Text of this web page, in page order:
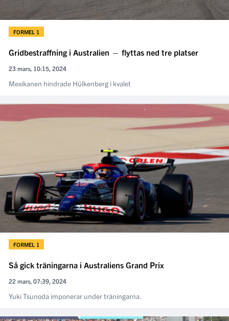
FORMEL 1
Gridbestraffning i Australien — flyttas ned tre platser
23 mars, 10:15, 2024
Mexikanen hindrade Hülkenberg i kvalet
FORMEL 1
Så gick träningarna i Australiens Grand Prix
22 mars, 07:39, 2024
Yuki Tsunoda imponerar under träningarna.